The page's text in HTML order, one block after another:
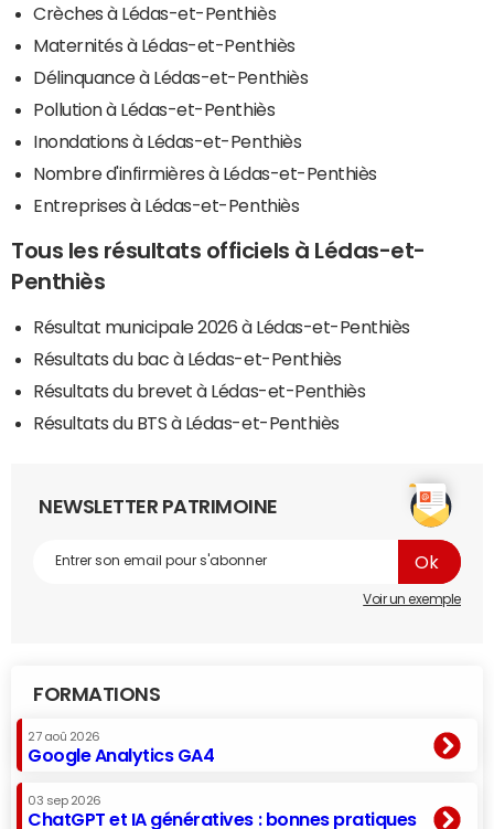
Crèches à Lédas-et-Penthiès
Maternités à Lédas-et-Penthiès
Délinquance à Lédas-et-Penthiès
Pollution à Lédas-et-Penthiès
Inondations à Lédas-et-Penthiès
Nombre d'infirmières à Lédas-et-Penthiès
Entreprises à Lédas-et-Penthiès
Tous les résultats officiels à Lédas-et-
Penthiès
Résultat municipale 2026 à Lédas-et-Penthiès
Résultats du bac à Lédas-et-Penthiès
Résultats du brevet à Lédas-et-Penthiès
Résultats du BTS à Lédas-et-Penthiès
NEWSLETTER PATRIMOINE
Voir un exemple
FORMATIONS
27 aoû 2026
Google Analytics GA4
03 sep 2026
ChatGPT et IA génératives : bonnes pratiques